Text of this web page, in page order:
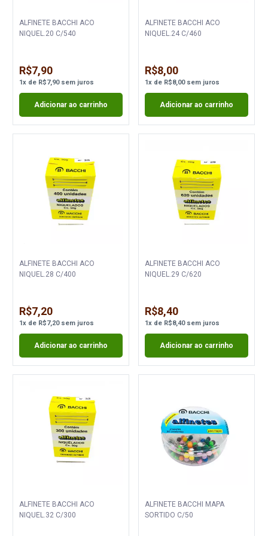
ALFINETE BACCHI ACO
NIQUEL.20 C/540
R$7,90
1x de R$7,90sem juros
Adicionar ao carrinho
ALFINETE BACCHI ACO
NIQUEL.24 C/460
R$8,00
1xde R$8,00sem juros
Adicionar ao carrinho
ALFINETE BACCHI ACO
NIQUEL.28 C/400
R$7,20
1x de R$7,20sem juros
Adicionar ao carrinho
ALFINETE BACCHI ACO
NIQUEL.29 C/620
R$8,40
1xde R$8,40sem juros
Adicionar ao carrinho
ALFINETE BACCHI ACO
NIQUEL.32 C/300
ALFINETE BACCHI MAPA
SORTIDO C/50